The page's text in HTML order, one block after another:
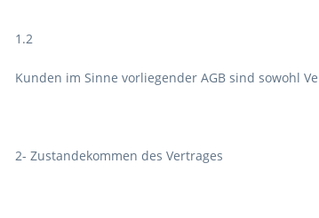
1.2
Kunden im Sinne vorliegender AGB sind sowohl
2- Zustandekommen des Vertrages